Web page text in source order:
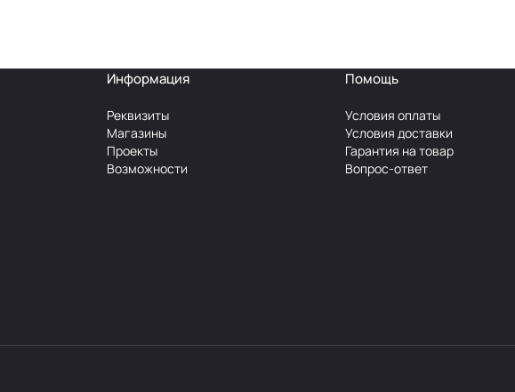
Информация
Реквизиты
Магазины
Проекты
Возможности
Помощь
Условия оплаты
Условия доставки
Гарантия на товар
Вопрос-ответ